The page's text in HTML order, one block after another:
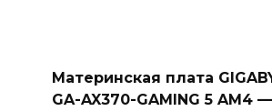
Материнская плата
GA-AX370-GAMING 5 AM4